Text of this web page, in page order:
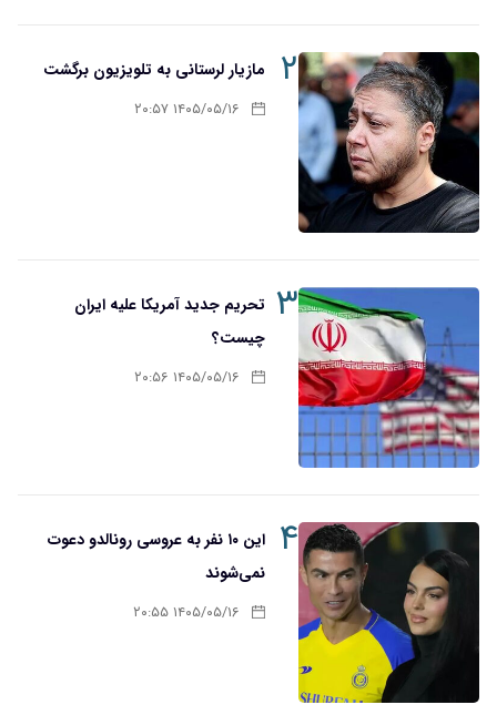
۲ مازیار لرستانی به تلویزیون برگشت
۱۴۰۵/۰۵/۱۶ ۲۰:۵۷
۳ تحریم‌ جدید آمریکا علیه ایران
چیست؟
۱۴۰۵/۰۵/۱۶ ۲۰:۵۶
۴
این ۱۰ نفر به عروسی رونالدو دعوت
نمی‌شوند
۱۴۰۵/۰۵/۱۶ ۲۰:۵۵